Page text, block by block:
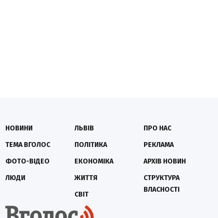
НОВИНИ
ТЕМА ВГОЛОС
ФОТО-ВІДЕО
ЛЮДИ
ЛЬВІВ
ПОЛІТИКА
ЕКОНОМІКА
ЖИТТЯ
СВІТ
ПРО НАС
РЕКЛАМА
АРХІВ НОВИН
СТРУКТУРА
ВЛАСНОСТІ